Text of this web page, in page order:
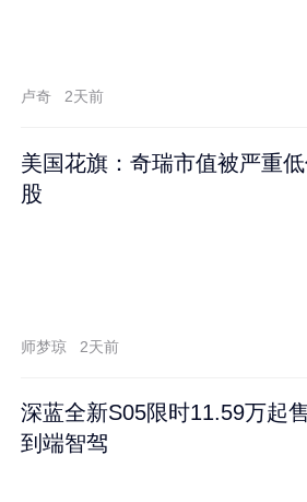
卢奇 2天前
美国花旗：奇瑞市值被严重
股
师梦琼 2天前
深蓝全新S05限时11.59万起
到端智驾